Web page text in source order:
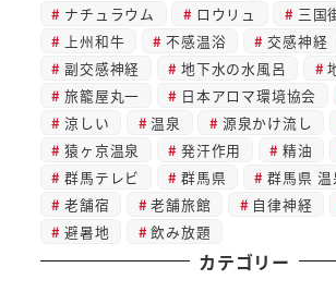
ナチュラウム
ロウリュ
三国
上州和牛
不感温浴
交感神経
副交感神経
地下水の水風呂
旅籠屋丸一
日本アロマ環境協会
涼しい
温泉 源泉かけ流し
猿ヶ京温泉
発汗作用 精油
群馬テレビ
群馬県
群馬県 温
老舗宿
老舗旅館 自律神経
避暑地
飲み放題
カテゴリー